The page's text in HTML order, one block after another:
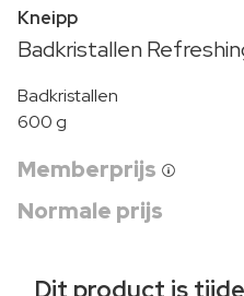
Kneipp
Badkristallen
Badkristallen
600 g
Memberprijs
Normale prijs
Dit product is